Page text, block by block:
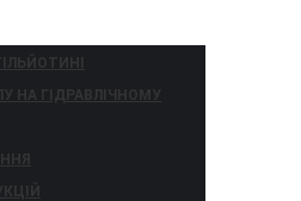
НА ГІДРАВЛІЧНОМУ